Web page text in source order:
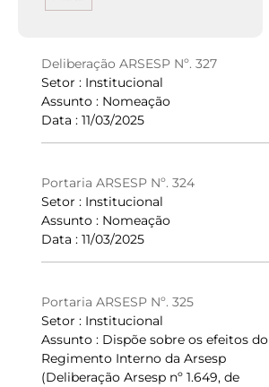
Deliberação ARSESP Nº. 327
Setor : Institucional
Assunto : Nomeação
Data : 11/03/2025
Portaria ARSESP Nº. 324
Setor : Institucional
Assunto : Nomeação
Data : 11/03/2025
Portaria ARSESP Nº. 325
Setor : Institucional
Assunto : Dispõe sobre os efeitos do
Regimento Interno da Arsesp
(Deliberação Arsesp nº 1.649, de